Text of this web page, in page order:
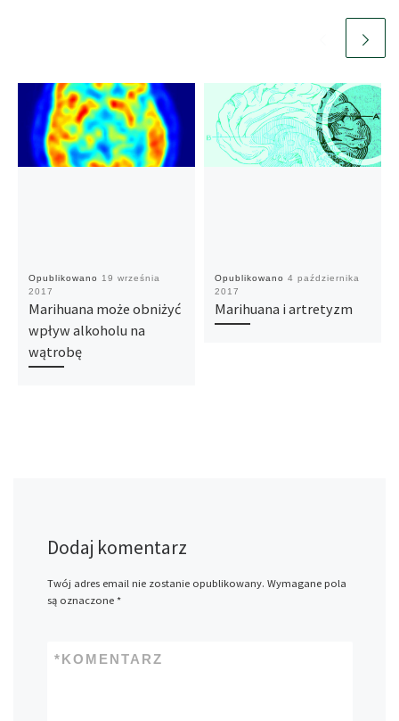
Opublikowano
19 września
2017
Marihuana może obniżyć
wpływ alkoholu na
wątrobę
Opublikowano 4 października
2017
Marihuana i artretyzm
Dodaj komentarz
Twój adres email nie zostanie opublikowany. Wymagane pola
są oznaczone *
KOMENTARZ
*